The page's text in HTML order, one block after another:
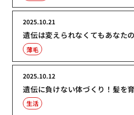
遺伝は変えられなくてもあなた
2025.10.21
薄毛
遺伝に負けない体づくり！髪を
2025.10.12
生活